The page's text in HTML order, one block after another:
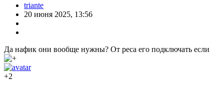
triante
20 июня 2025, 13:56
Да нафик они вообще нужны? От реса его подключать если
+2